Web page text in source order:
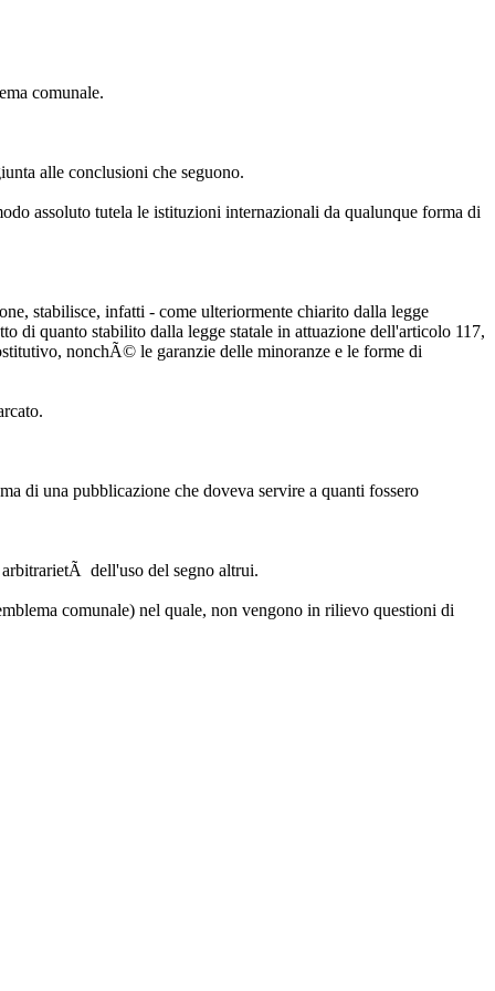
comunale.
alle conclusioni che seguono.
assoluto tutela le istituzioni internazionali da qualunque forma di
stabilisce, infatti - come ulteriormente chiarito dalla legge
di quanto stabilito dalla legge statale in attuazione dell'articolo 117,
nonchÃ© le garanzie delle minoranze e le forme di
di una pubblicazione che doveva servire a quanti fossero
dell'uso del segno altrui.
comunale) nel quale, non vengono in rilievo questioni di